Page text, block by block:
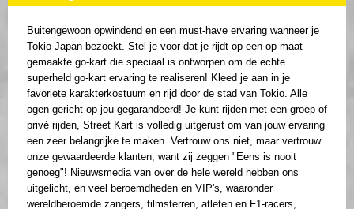
Buitengewoon opwindend en een must-have ervaring wanneer je
Tokio Japan bezoekt. Stel je voor dat je rijdt op een op maat
gemaakte go-kart die speciaal is ontworpen om de echte
superheld go-kart ervaring te realiseren! Kleed je aan in je
favoriete karakterkostuum en rijd door de stad van Tokio. Alle
ogen gericht op jou gegarandeerd! Je kunt rijden met een groep of
privé rijden, Street Kart is volledig uitgerust om van jouw ervaring
een zeer belangrijke te maken. Vertrouw ons niet, maar vertrouw
onze gewaardeerde klanten, want zij zeggen "Eens is nooit
genoeg"! Nieuwsmedia van over de hele wereld hebben ons
uitgelicht, en veel beroemdheden en VIP's, waaronder
wereldberoemde zangers, filmsterren, atleten en F1-racers,